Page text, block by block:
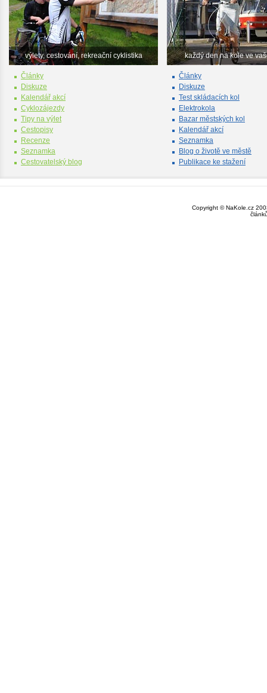
výlety, cestování, rekreační cyklistika
Články
Diskuze
Kalendář akcí
Cyklozájezdy
Tipy na výlet
Cestopisy
Recenze
Seznamka
Cestovatelský blog
každý den na kole ve
Články
Diskuze
Test skládacích kol
Elektrokola
Bazar městských kol
Kalendář akcí
Seznamka
Blog o životě ve městě
Publikace ke stažení
Copyright © NaKole.cz